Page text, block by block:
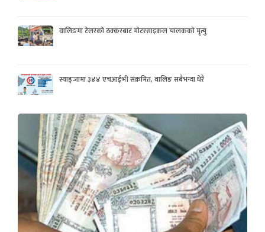
वालिङमा टेलरको ठक्करबाट मोटरसाइकल चालकको मृत्यु
स्याङ्जामा ३४४ एचआईभी संक्रमित, वालिङ सबैभन्दा धेरै